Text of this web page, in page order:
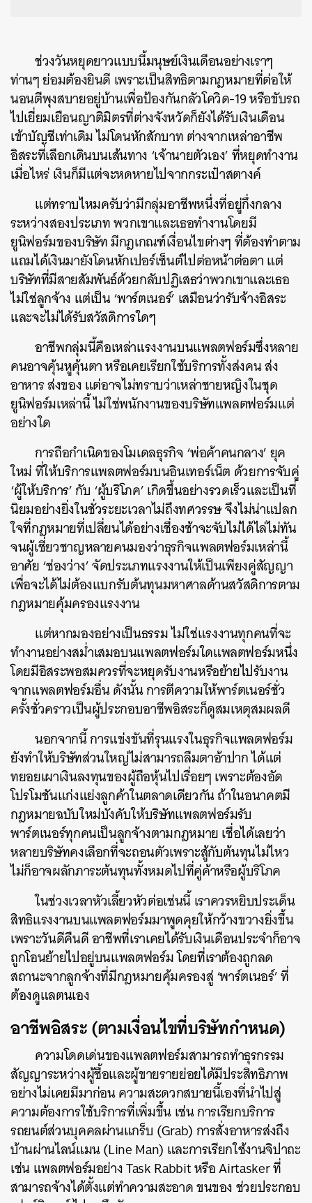
ช่วงวันหยุดยาวแบบนี้มนุษย์เงินเดือนอย่างเราๆ
ท่านๆ ย่อมต้องยินดี เพราะเป็นสิทธิตามกฎหมายที่ต่อให้
นอนตีพุงสบายอยู่บ้านเพื่อป้องกันกลัวโควิด-19 หรือขับรถ
ไปเยี่ยมเยือนญาติมิตรที่ต่างจังหวัดก็ยังได้รับเงินเดือน
เข้าบัญชีเท่าเดิม ไม่โดนหักสักบาท ต่างจากเหล่าอาชีพ
อิสระที่เลือกเดินบนเส้นทาง ‘เจ้านายตัวเอง’ ที่หยุดทำงาน
เมื่อไหร่ เงินก็มีแต่จะหดหายไปจากกระเป๋าสตางค์
แต่ทราบไหมครับว่ามีกลุ่มอาชีพหนึ่งที่อยู่กึ่งกลาง
ระหว่างสองประเภท พวกเขาและเธอทำงานโดยมี
ยูนิฟอร์มของบริษัท มีกฎเกณฑ์เงื่อนไขต่างๆ ที่ต้องทำตาม
แถมได้เงินมายังโดนหักเปอร์เซ็นต์ไปต่อหน้าต่อตา แต่
บริษัทที่มีสายสัมพันธ์ด้วยกลับปฏิเสธว่าพวกเขาและเธอ
ไม่ใช่ลูกจ้าง แต่เป็น ‘พาร์ตเนอร์’ เสมือนว่ารับจ้างอิสระ
และจะไม่ได้รับสวัสดิการใดๆ
อาชีพกลุ่มนี้คือเหล่าแรงงานบนแพลตฟอร์มซึ่งหลาย
คนอาจคุ้นหูคุ้นตา หรือเคยเรียกใช้บริการทั้งส่งคน ส่ง
อาหาร ส่งของ แต่อาจไม่ทราบว่าเหล่าชายหญิงในชุด
ยูนิฟอร์มเหล่านี้ ไม่ใช่พนักงานของบริษัทแพลตฟอร์มแต่
อย่างใด
การถือกำเนิดของโมเดลธุรกิจ ‘พ่อค้าคนกลาง’ ยุค
ใหม่ ที่ให้บริการแพลตฟอร์มบนอินเทอร์เน็ต ด้วยการจับคู่
‘ผู้ให้บริการ’ กับ ‘ผู้บริโภค’ เกิดขึ้นอย่างรวดเร็วและเป็นที่
นิยมอย่างยิ่งในชั่วระยะเวลาไม่ถึงทศวรรษ จึงไม่น่าแปลก
ใจที่กฎหมายที่เปลี่ยนได้อย่างเชื่องช้าจะจับไม่ได้ไล่ไม่ทัน
จนผู้เชี่ยวชาญหลายคนมองว่าธุรกิจแพลตฟอร์มเหล่านี้
อาศัย ‘ช่องว่าง’ จัดประเภทแรงงานให้เป็นเพียงคู่สัญญา
เพื่อจะได้ไม่ต้องแบกรับต้นทุนมหาศาลด้านสวัสดิการตาม
กฎหมายคุ้มครองแรงงาน
แต่หากมองอย่างเป็นธรรม ไม่ใช่แรงงานทุกคนที่จะ
ทำงานอย่างสม่ำเสมอบนแพลตฟอร์มใดแพลตฟอร์มหนึ่ง
โดยมีอิสระพอสมควรที่จะหยุดรับงานหรือย้ายไปรับงาน
จากแพลตฟอร์มอื่น ดังนั้น การตีความให้พาร์ตเนอร์ชั่ว
ครั้งชั่วคราวเป็นผู้ประกอบอาชีพอิสระก็ดูสมเหตุสมผลดี
นอกจากนี้ การแข่งขันที่รุนแรงในธุรกิจแพลตฟอร์ม
ยังทำให้บริษัทส่วนใหญ่ไม่สามารถลืมตาอ้าปาก ได้แต่
ทยอยเผาเงินลงทุนของผู้ถือหุ้นไปเรื่อยๆ เพราะต้องอัด
โปรโมชันแก่งแย่งลูกค้าในตลาดเดียวกัน ถ้าในอนาคตมี
กฎหมายฉบับใหม่บังคับให้บริษัทแพลตฟอร์มรับ
พาร์ตเนอร์ทุกคนเป็นลูกจ้างตามกฎหมาย เชื่อได้เลยว่า
หลายบริษัทคงเลือกที่จะถอนตัวเพราะสู้กับต้นทุนไม่ไหว
ไม่ก็อาจผลักภาระต้นทุนทั้งหมดไปที่คู่ค้าหรือผู้บริโภค
ในช่วงเวลาหัวเลี้ยวหัวต่อเช่นนี้ เราควรหยิบประเด็น
สิทธิแรงงานบนแพลตฟอร์มมาพูดคุยให้กว้างขวางยิ่งขึ้น
เพราะวันดีคืนดี อาชีพที่เราเคยได้รับเงินเดือนประจำก็อาจ
ถูกโอนย้ายไปอยู่บนแพลตฟอร์ม โดยที่เราต้องถูกลด
สถานะจากลูกจ้างที่มีกฎหมายคุ้มครองสู่ ‘พาร์ตเนอร์’ ที่
ต้องดูแลตนเอง
อาชีพอิสระ (ตามเงื่อนไขที่บริษัทกำหนด)
ความโดดเด่นของแพลตฟอร์มสามารถทำธุรกรรม
สัญญาระหว่างผู้ซื้อและผู้ขายรายย่อยได้มีประสิทธิภาพ
อย่างไม่เคยมีมาก่อน ความสะดวกสบายนี้เองที่นำไปสู่
ความต้องการใช้บริการที่เพิ่มขึ้น เช่น การเรียกบริการ
รถยนต์ส่วนบุคคลผ่านแกร็บ (Grab) การสั่งอาหารส่งถึง
บ้านผ่านไลน์แมน (Line Man) และการเรียกใช้งานจิปาถะ
เช่น แพลตฟอร์มอย่าง Task Rabbit หรือ Airtasker ที่
สามารถจ้างได้ตั้งแต่ทำความสะอาด ขนของ ช่วยประกอบ